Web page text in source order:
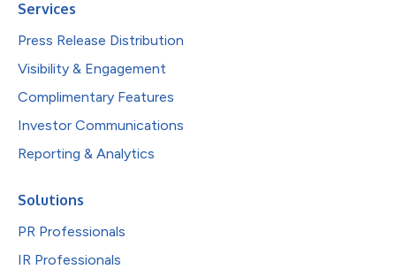
Services
Press Release Distribution
Visibility & Engagement
Complimentary Features
Investor Communications
Reporting & Analytics
Solutions
PR Professionals
IR Professionals